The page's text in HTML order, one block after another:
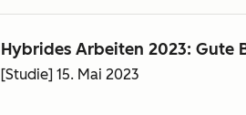
Hybrides Arbeiten 2023: Gute
[Studie] 15. Mai 2023